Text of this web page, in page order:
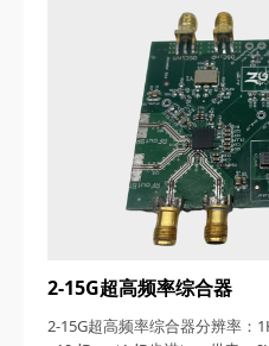
2-15G超高频率综合器
2-15G超高频率综合器分辨率：